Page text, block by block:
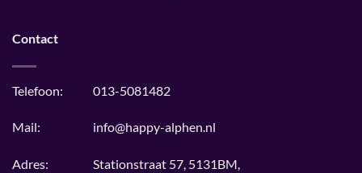
Contact
Telefoon:
Mail:
Adres:
013-5081482
info@happy-alphen.nl
Stationstraat 57, 5131BM,